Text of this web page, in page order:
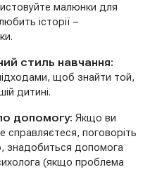
малюнки для
історії –
стиль навчання:
щоб знайти той,
дитині.
допомогу: Якщо ви
справляєтеся, поговоріть
знадобиться допомога
(якщо проблема